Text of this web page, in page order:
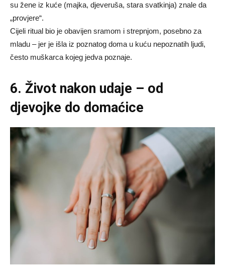
su žene iz kuće (majka, djeveruša, stara svatkinja) znale da
„provjere“.
Cijeli ritual bio je obavijen sramom i strepnjom, posebno za
mladu – jer je išla iz poznatog doma u kuću nepoznatih ljudi,
često muškarca kojeg jedva poznaje.
6. Život nakon udaje – od
djevojke do domaćice